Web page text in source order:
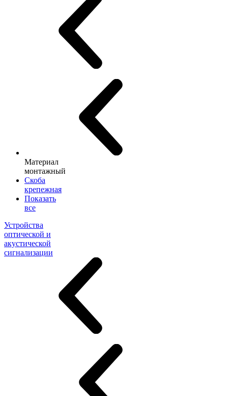
Материал
монтажный
Скоба
крепежная
Показать
все
Устройства
оптической и
акустической
сигнализации